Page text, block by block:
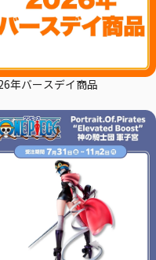
年バースデイ商品